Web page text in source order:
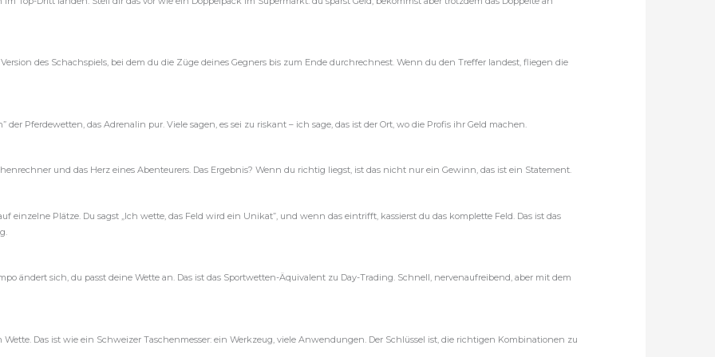
des Schachspiels, bei dem du die Züge deines Gegners bis zum Ende durchrechnest. Wenn du den Treffer landest, fliegen die
der Pferdewetten, das Adrenalin pur. Viele sagen, es sei zu riskant – ich sage, das ist der Ort, wo die Profis ihr Geld machen.
und das Herz eines Abenteurers. Das Ergebnis? Wenn du richtig liegst, ist das nicht nur ein Gewinn, das ist ein Statement.
einzelne Plätze. Du sagst „Ich wette, das Feld wird ein Unikat”, und wenn das eintrifft, kassierst du das komplette Feld. Das ist das
ändert sich, du passt deine Wette an. Das ist das Sportwetten-Äquivalent zu Day-Trading. Schnell, nervenaufreibend, aber mit dem
Das ist wie ein Schweizer Taschenmesser: ein Werkzeug, viele Anwendungen. Der Schlüssel ist, die richtigen Kombinationen zu